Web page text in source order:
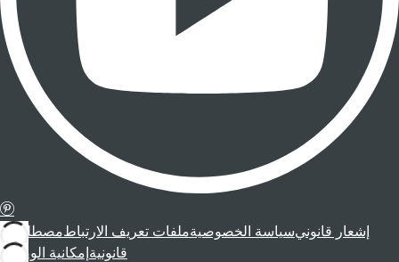
إشعار قانونيسياسة الخصوصيةملفات تعريف الارتباطمصطلحات
قانونية إمكانية الوصول